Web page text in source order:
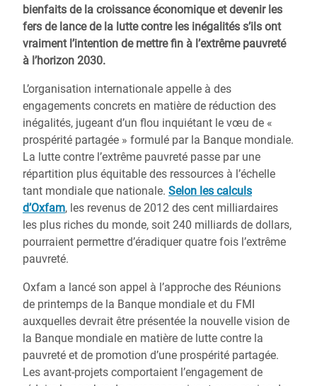
bienfaits de la croissance économique et devenir les
fers de lance de la lutte contre les inégalités s’ils ont
vraiment l’intention de mettre fin à l’extrême pauvreté
à l’horizon 2030.
L’organisation internationale appelle à des
engagements concrets en matière de réduction des
inégalités, jugeant d’un flou inquiétant le vœu de «
prospérité partagée » formulé par la Banque mondiale.
La lutte contre l’extrême pauvreté passe par une
répartition plus équitable des ressources à l’échelle
tant mondiale que nationale. Selon les calculs
d’Oxfam, les revenus de 2012 des cent milliardaires
les plus riches du monde, soit 240 milliards de dollars,
pourraient permettre d’éradiquer quatre fois l’extrême
pauvreté.
Oxfam a lancé son appel à l’approche des Réunions
de printemps de la Banque mondiale et du FMI
auxquelles devrait être présentée la nouvelle vision de
la Banque mondiale en matière de lutte contre la
pauvreté et de promotion d’une prospérité partagée.
Les avant-projets comportaient l’engagement de